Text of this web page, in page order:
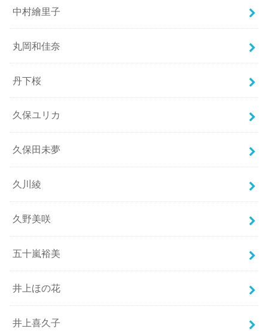
中村繪里子
丸岡和佳奈
丹下桜
久保ユリカ
久保田未夢
久川綾
久野美咲
五十嵐裕美
井上ほの花
井上喜久子